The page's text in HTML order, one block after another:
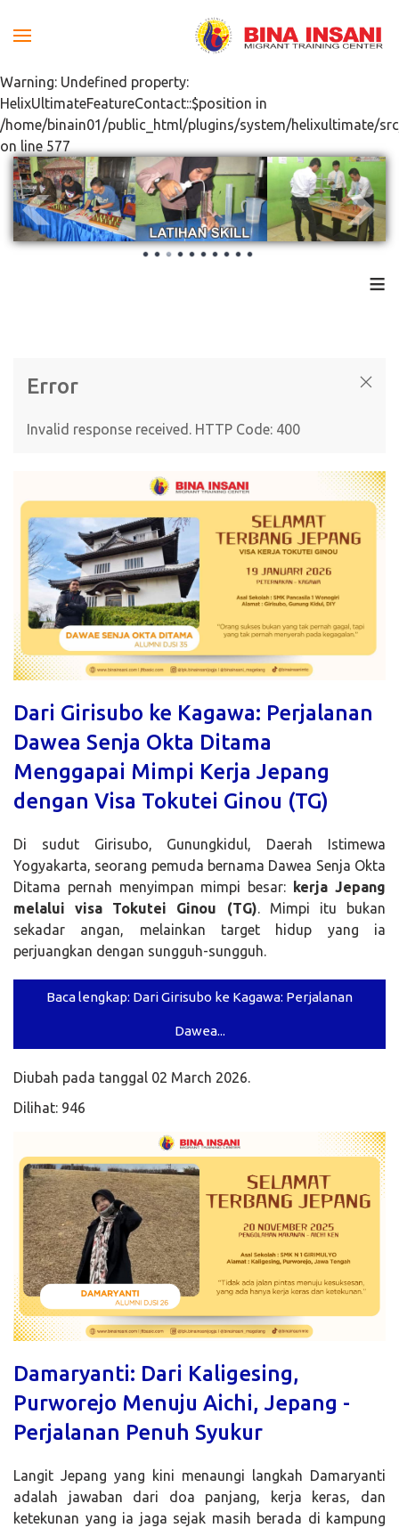
Warning: Undefined property:
HelixUltimateFeatureContact::$position in
/home/binain01/public_html/plugins/system/helixultimate/
on line 577
≡
Error
Invalid response received. HTTP Code: 400
Dari Girisubo ke Kagawa: Perjalanan
Dawea Senja Okta Ditama
Menggapai Mimpi Kerja Jepang
dengan Visa Tokutei Ginou (TG)
Di sudut Girisubo, Gunungkidul, Daerah Istimewa
Yogyakarta, seorang pemuda bernama Dawea Senja Okta
Ditama pernah menyimpan mimpi besar: kerja Jepang
melalui visa Tokutei Ginou (TG). Mimpi itu bukan
sekadar angan, melainkan target hidup yang ia
perjuangkan dengan sungguh-sungguh.
Baca lengkap: Dari Girisubo ke Kagawa: Perjalanan
Dawea...
Diubah pada tanggal 02 March 2026.
Dilihat: 946
Damaryanti: Dari Kaligesing,
Purworejo Menuju Aichi, Jepang -
Perjalanan Penuh Syukur
Langit Jepang yang kini menaungi langkah Damaryanti
adalah jawaban dari doa panjang, kerja keras, dan
ketekunan yang ia jaga sejak masih berada di kampung